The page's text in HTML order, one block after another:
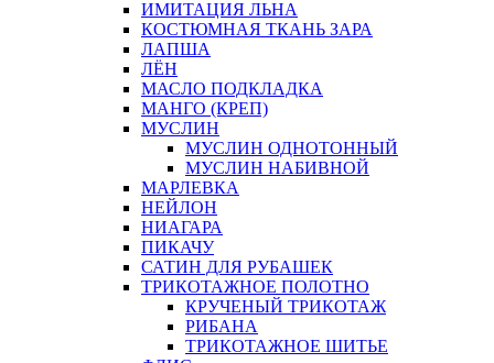
ИМИТАЦИЯ ЛЬНА
КОСТЮМНАЯ ТКАНЬ ЗАРА
ЛАПША
ЛЁН
МАСЛО ПОДКЛАДКА
МАНГО (КРЕП)
МУСЛИН
МУСЛИН ОДНОТОННЫЙ
МУСЛИН НАБИВНОЙ
МАРЛЕВКА
НЕЙЛОН
НИАГАРА
ПИКАЧУ
САТИН ДЛЯ РУБАШЕК
ТРИКОТАЖНОЕ ПОЛОТНО
КРУЧЕНЫЙ ТРИКОТАЖ
РИБАНА
ТРИКОТАЖНОЕ ШИТЬЕ